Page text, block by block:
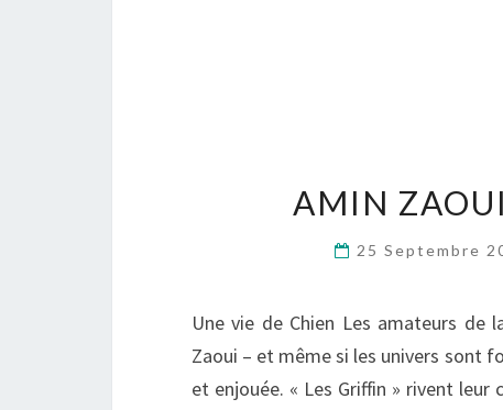
AMIN
25 Septembre
Une vie de Chien Les amateurs de
Zaoui – et même si les univers sont
et enjouée. « Les Griffin » rivent leur